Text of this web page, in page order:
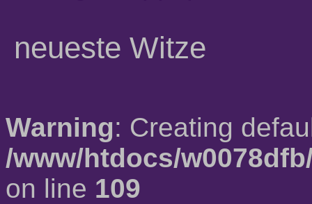
neueste Witze
Warning: Creating
/www/htdocs/
on line 109